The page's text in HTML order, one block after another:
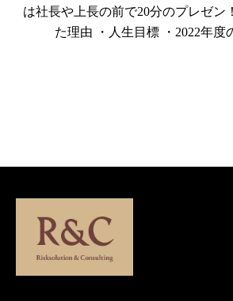
は社長や上長の前で20分のプレゼン
た理由 ・人生目標 ・2022年